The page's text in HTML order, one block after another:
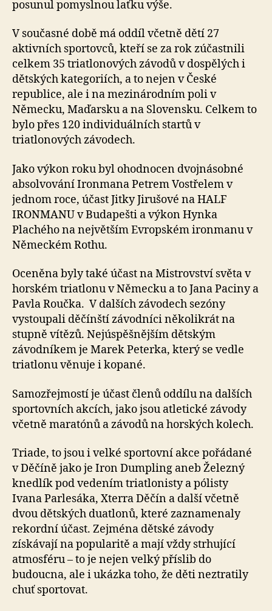
posunul pomyslnou laťku výše.
V současné době má oddíl včetně dětí 27
aktivních sportovců, kteří se za rok zúčastnili
celkem 35 triatlonových závodů v dospělých i
dětských kategoriích, a to nejen v České
republice, ale i na mezinárodním poli v
Německu, Maďarsku a na Slovensku. Celkem to
bylo přes 120 individuálních startů v
triatlonových závodech.
Jako výkon roku byl ohodnocen dvojnásobné
absolvování Ironmana Petrem Vostřelem v
jednom roce, účast Jitky Jirušové na HALF
IRONMANU v Budapešti a výkon Hynka
Plachého na největším Evropském ironmanu v
Německém Rothu.
Oceněna byly také účast na Mistrovství světa v
horském triatlonu v Německu a to Jana Paciny a
Pavla Roučka. V dalších závodech sezóny
vystoupali děčínští závodníci několikrát na
stupně vítězů. Nejúspěšnějším dětským
závodníkem je Marek Peterka, který se vedle
triatlonu věnuje i kopané.
Samozřejmostí je účast členů oddílu na dalších
sportovních akcích, jako jsou atletické závody
včetně maratónů a závodů na horských kolech.
Triade, to jsou i velké sportovní akce pořádané
v Děčíně jako je Iron Dumpling aneb Železný
knedlík pod vedením triatlonisty a pólisty
Ivana Parlesáka, Xterra Děčín a další včetně
dvou dětských duatlonů, které zaznamenaly
rekordní účast. Zejména dětské závody
získávají na popularitě a mají vždy strhující
atmosféru – to je nejen velký příslib do
budoucna, ale i ukázka toho, že děti neztratily
chuť sportovat.